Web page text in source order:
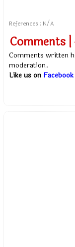
References : N/A
Comments |
Comments written
moderation.
Like us on Facebook